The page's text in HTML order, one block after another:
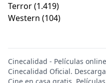
Terror(1.419)
Western (104)
Cinecalidad - Películas
Cinecalidad Oficial.